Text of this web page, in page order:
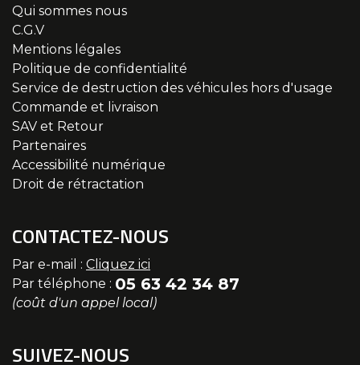
Qui sommes nous
C.G.V
Mentions légales
Politique de confidentialité
Service de destruction des véhicules hors d'usage
Commande et livraison
SAV et Retour
Partenaires
Accessibilité numérique
Droit de rétractation
CONTACTEZ-NOUS
Par e-mail : Cliquez ici
Par téléphone : 05 63 42 34 87
(coût d'un appel local)
SUIVEZ-NOUS